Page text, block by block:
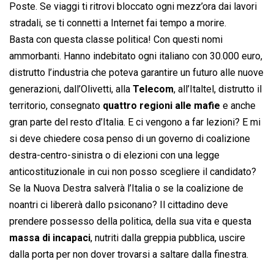
Poste. Se viaggi ti ritrovi bloccato ogni mezz’ora dai lavori
stradali, se ti connetti a Internet fai tempo a morire.
Basta con questa classe politica! Con questi nomi
ammorbanti. Hanno indebitato ogni italiano con 30.000 euro,
distrutto l’industria che poteva garantire un futuro alle nuove
generazioni, dall’Olivetti, alla Telecom, all’Italtel, distrutto il
territorio, consegnato quattro regioni alle mafie e anche
gran parte del resto d’Italia. E ci vengono a far lezioni? E mi
si deve chiedere cosa penso di un governo di coalizione
destra-centro-sinistra o di elezioni con una legge
anticostituzionale in cui non posso scegliere il candidato?
Se la Nuova Destra salverà l’Italia o se la coalizione de
noantri ci libererà dallo psiconano? Il cittadino deve
prendere possesso della politica, della sua vita e questa
massa di incapaci, nutriti dalla greppia pubblica, uscire
dalla porta per non dover trovarsi a saltare dalla finestra.